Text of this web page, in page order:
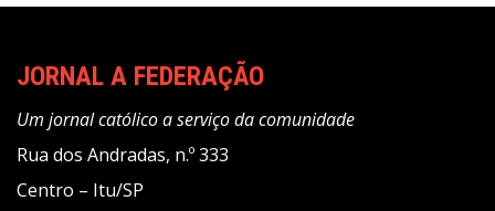
JORNAL A FEDERAÇÃO
Um jornal católico a serviço da comunidade
Rua dos Andradas, n.º 333
Centro – Itu/SP